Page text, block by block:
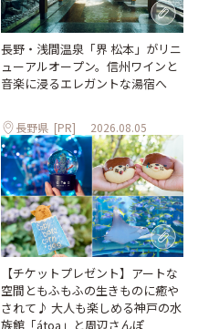
長野・浅間温泉「界 松本」がリニ
ューアルオープン。信州ワインと
音楽に浸るエレガントな湯宿へ
長野県 [PR] 2026.08.05
【チケットプレゼント】アートな
空間ともふもふの生きものに癒や
されて♪ 大人も楽しめる神戸の水
族館「átoa」と周辺さんぽ